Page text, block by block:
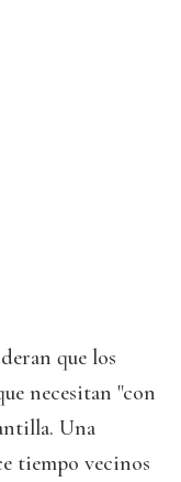
que los
necesitan "con
Una
tiempo vecinos